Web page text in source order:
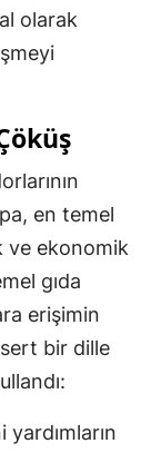
olarak
en temel
ve ekonomik
gıda
erişimin
sert bir dille